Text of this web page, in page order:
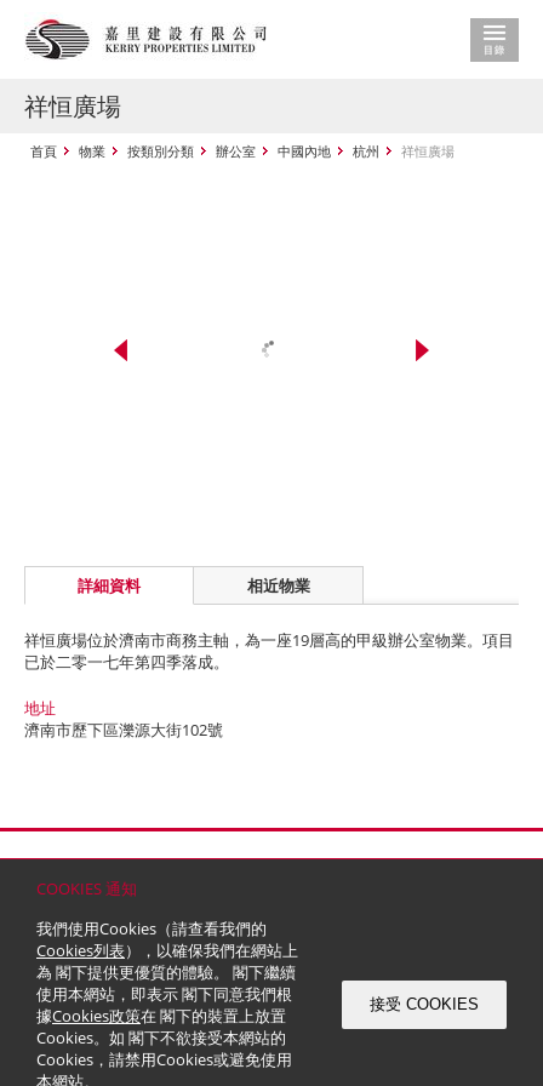
COOKIES 通知
我們使用Cookies（請查看我們的
Cookies列表），以確保我們在網站上
為 閣下提供更優質的體驗。 閣下繼續
使用本網站，即表示 閣下同意我們根
據Cookies政策在 閣下的裝置上放置
Cookies。如 閣下不欲接受本網站的
Cookies，請禁用Cookies或避免使用
本網站。
接受 COOKIES
祥恒廣場
首頁 物業 按類別分類 辦公室 中國內地 杭州 祥恒廣場
詳細資料 相近物業
祥恒廣場位於濟南市商務主軸，為一座19層高的甲級辦公室物業。項目
已於二零一七年第四季落成。
地址
濟南市歷下區濼源大街102號
© 2026 嘉里建設有限公司 (於百慕達註冊成立之有限公司)